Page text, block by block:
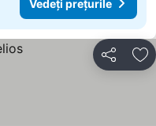
Vedeți prețurile
Distribuiți